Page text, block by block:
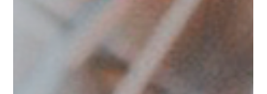
Mayo se despide con un ranking cargado de ritmos
pegadizos, emociones a flor de piel y una mezcla de
artistas consolidados con talentos emergentes que
están ganando terreno rápidamente. El Top de Marcha
FM no solo refleja lo que más suena, sino también lo
que más nos hace vibrar, bailar y, por qué no,